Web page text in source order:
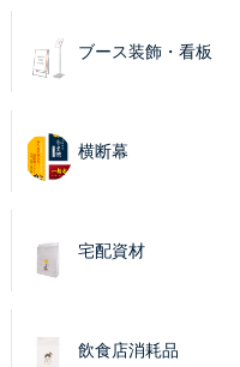
ブース装飾・看板
横断幕
宅配資材
飲食店消耗品